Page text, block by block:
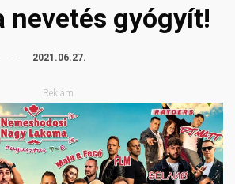
nevetés gyógyít!
2021.06.27.
Reklám